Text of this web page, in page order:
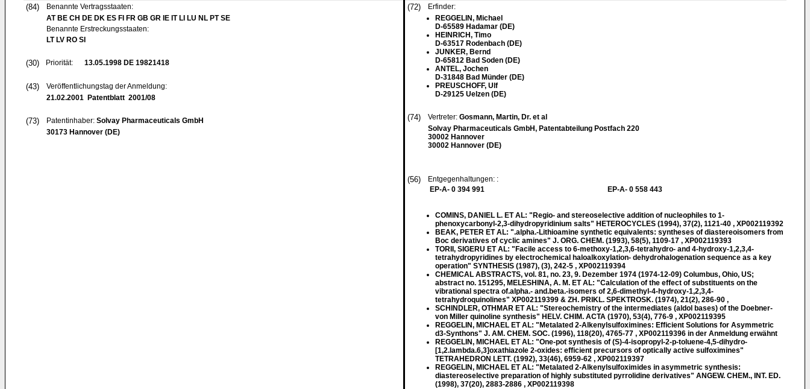
(84)
Benannte Vertragsstaaten:
AT BE CH DE DK ES FI FR GB GR IE IT LI LU NL PT SE
Benannte Erstreckungsstaaten:
LT LV RO SI
(30) Priorität: 13.05.1998 DE 19821418
(43)
Veröffentlichungstag der Anmeldung:
21.02.2001 Patentblatt 2001/08
(73) Patentinhaber: Solvay Pharmaceuticals GmbH
30173 Hannover (DE)
(72)
Erfinder:
REGGELIN, Michael
D-65589 Hadamar (DE)
HEINRICH, Timo
D-63517 Rodenbach (DE)
JUNKER, Bernd
D-65812 Bad Soden (DE)
ANTEL, Jochen
D-31848 Bad Münder (DE)
PREUSCHOFF, Ulf
D-29125 Uelzen (DE)
(74) Vertreter: Gosmann, Martin, Dr. et al
Solvay Pharmaceuticals GmbH, Patentabteilung Postfach 220
30002 Hannover
30002 Hannover (DE)
(56)
Entgegenhaltungen: :
EP-A- 0 394 991
EP-A- 0 558 443
COMINS, DANIEL L. ET AL: "Regio- and stereoselective addition of nucleophiles to 1-
phenoxycarbonyl-2,3-dihydropyridinium salts" HETEROCYCLES (1994), 37(2), 1121-40 , XP002119392
BEAK, PETER ET AL: ".alpha.-Lithioamine synthetic equivalents: syntheses of diastereoisomers from
Boc derivatives of cyclic amines" J. ORG. CHEM. (1993), 58(5), 1109-17 , XP002119393
TORII, SIGERU ET AL: "Facile access to 6-methoxy-1,2,3,6-tetrahydro- and 4-hydroxy-1,2,3,4-
tetrahydropyridines by electrochemical haloalkoxylation- dehydrohalogenation sequence as a key
operation" SYNTHESIS (1987), (3), 242-5 , XP002119394
CHEMICAL ABSTRACTS, vol. 81, no. 23, 9. Dezember 1974 (1974-12-09) Columbus, Ohio, US;
abstract no. 151295, MELESHINA, A. M. ET AL: "Calculation of the effect of substituents on the
vibrational spectra of.alpha.- and.beta.-isomers of 2,6-dimethyl-4-hydroxy-1,2,3,4-
tetrahydroquinolines" XP002119399 & ZH. PRIKL. SPEKTROSK. (1974), 21(2), 286-90 ,
SCHINDLER, OTHMAR ET AL: "Stereochemistry of the intermediates (aldol bases) of the Doebner-
von Miller quinoline synthesis" HELV. CHIM. ACTA (1970), 53(4), 776-9 , XP002119395
REGGELIN, MICHAEL ET AL: "Metalated 2-Alkenylsulfoximines: Efficient Solutions for Asymmetric
d3-Synthons" J. AM. CHEM. SOC. (1996), 118(20), 4765-77 , XP002119396 in der Anmeldung erwähnt
REGGELIN, MICHAEL ET AL: "One-pot synthesis of (S)-4-isopropyl-2-p-toluene-4,5-dihydro-
[1,2.lambda.6,3]oxathiazole 2-oxides: efficient precursors of optically active sulfoximines"
TETRAHEDRON LETT. (1992), 33(46), 6959-62 , XP002119397
REGGELIN, MICHAEL ET AL: "Metalated 2-Alkenylsulfoximides in asymmetric synthesis:
diastereoselective preparation of highly substituted pyrrolidine derivatives" ANGEW. CHEM., INT. ED.
(1998), 37(20), 2883-2886 , XP002119398